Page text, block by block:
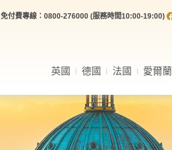
免付費專線：0800-276000 (服務時間10:00-19:00)
英國 德國 法國 愛爾蘭